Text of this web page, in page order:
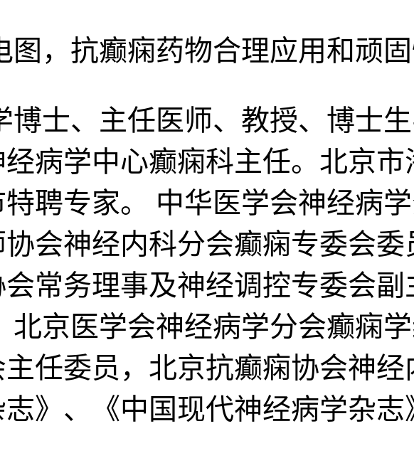
图，抗癫痫药物合理应用和顽固
博士、主任医师、教授、博士
病学中心癫痫科主任。北京
聘专家。 中华医学会神经病
会神经内科分会癫痫专委会
常务理事及神经调控专委会
北京医学会神经病学分会癫痫
任委员，北京抗癫痫协会神经
志》、《中国现代神经病学杂